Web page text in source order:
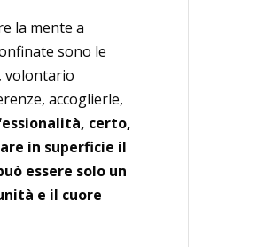
la mente a
sono le
volontario
accoglierle,
certo,
in superficie il
essere solo un
e il cuore